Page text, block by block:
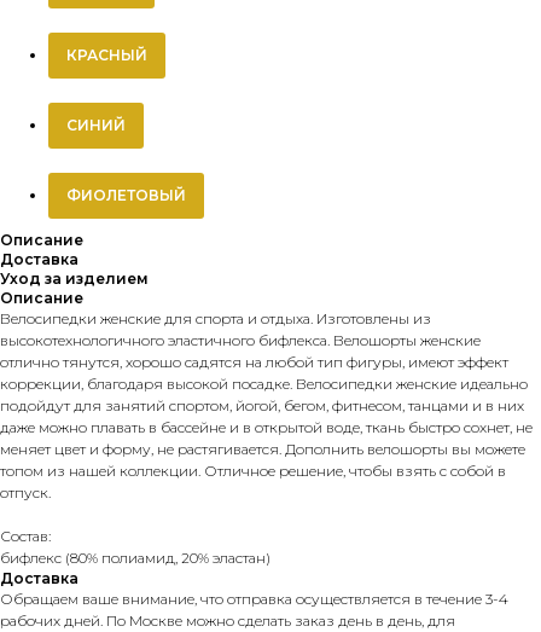
КРАСНЫЙ
СИНИЙ
ФИОЛЕТОВЫЙ
Описание
Доставка
Уход за изделием
Описание
Велосипедки женские для спорта и отдыха. Изготовлены из
высокотехнологичного эластичного бифлекса. Велошорты женские
отлично тянутся, хорошо садятся на любой тип фигуры, имеют эффект
коррекции, благодаря высокой посадке. Велосипедки женские идеально
подойдут для занятий спортом, йогой, бегом, фитнесом, танцами и в них
даже можно плавать в бассейне и в открытой воде, ткань быстро сохнет, не
меняет цвет и форму, не растягивается. Дополнить велошорты вы можете
топом из нашей коллекции. Отличное решение, чтобы взять с собой в
отпуск.
Состав:
бифлекс (80% полиамид, 20% эластан)
Доставка
Обращаем ваше внимание, что отправка осуществляется в течение 3-4
рабочих дней. По Москве можно сделать заказ день в день, для